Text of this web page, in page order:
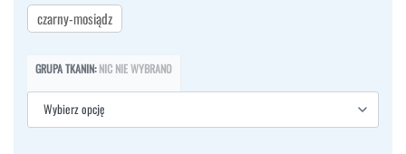
czarny-mosiądz
GRUPA TKANIN: NIC NIE WYBRANO